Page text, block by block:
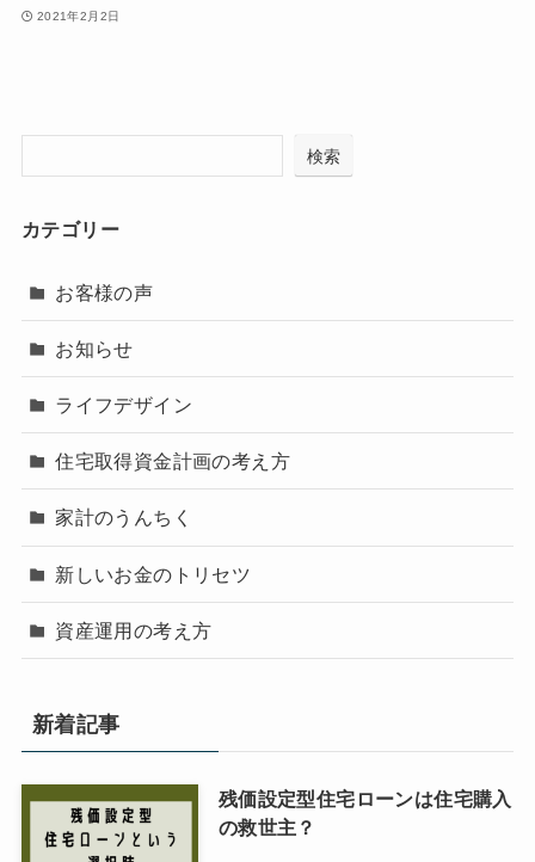
2021年2月2日
検索
カテゴリー
お客様の声
お知らせ
ライフデザイン
住宅取得資金計画の考え方
家計のうんちく
新しいお金のトリセツ
資産運用の考え方
新着記事
残価設定型住宅ローンは住宅購入
の救世主？